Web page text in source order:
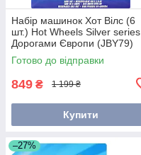
Набір машинок Хот Вілс (6
шт.) Hot Wheels Silver series
Дорогами Європи (JBY79)
Готово до відправки
849 ₴ 1 199 ₴
Купити
–27%